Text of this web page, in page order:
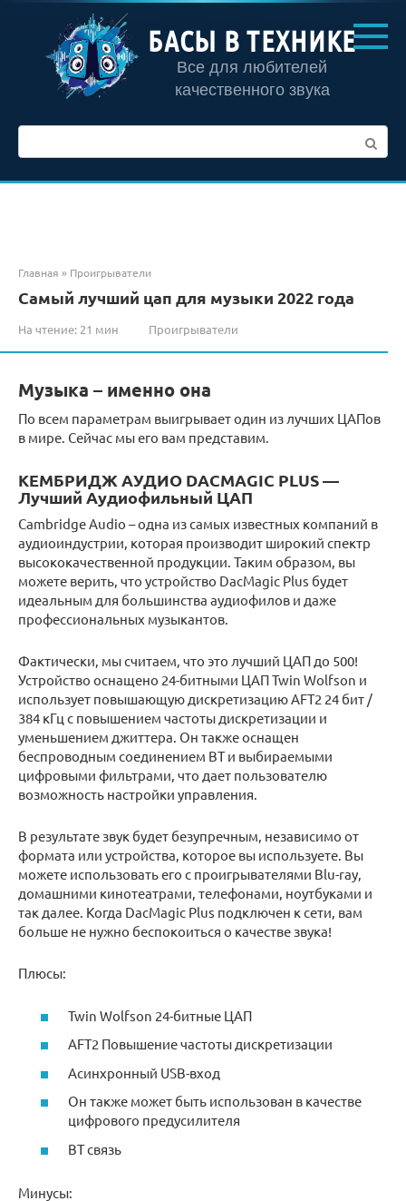
контенту
БАСЫ В ТЕХНИКЕ
Все для любителей
качественного звука
Главная » Проигрыватели
Самый лучший цап для музыки 2022 года
На чтение: 21 мин Проигрыватели
Музыка – именно она
По всем параметрам выигрывает один из лучших ЦАПов
в мире. Сейчас мы его вам представим.
КЕМБРИДЖ АУДИО DACMAGIC PLUS —
Лучший Аудиофильный ЦАП
Cambridge Audio – одна из самых известных компаний в
аудиоиндустрии, которая производит широкий спектр
высококачественной продукции. Таким образом, вы
можете верить, что устройство DacMagic Plus будет
идеальным для большинства аудиофилов и даже
профессиональных музыкантов.
Фактически, мы считаем, что это лучший ЦАП до 500!
Устройство оснащено 24-битными ЦАП Twin Wolfson и
использует повышающую дискретизацию AFT2 24 бит /
384 кГц с повышением частоты дискретизации и
уменьшением джиттера. Он также оснащен
беспроводным соединением BT и выбираемыми
цифровыми фильтрами, что дает пользователю
возможность настройки управления.
В результате звук будет безупречным, независимо от
формата или устройства, которое вы используете. Вы
можете использовать его с проигрывателями Blu-ray,
домашними кинотеатрами, телефонами, ноутбуками и
так далее. Когда DacMagic Plus подключен к сети, вам
больше не нужно беспокоиться о качестве звука!
Плюсы:
Twin Wolfson 24-битные ЦАП
AFT2 Повышение частоты дискретизации
Асинхронный USB-вход
Он также может быть использован в качестве
цифрового предусилителя
BT связь
Минусы: